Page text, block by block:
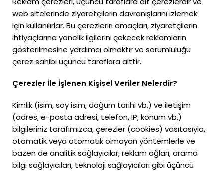
web sitelerinde ziyaretçilerin davranışlarını izlemek
için kullanılırlar. Bu çerezlerin amaçları, ziyaretçilerin
ihtiyaçlarına yönelik ilgilerini çekecek reklamların
gösterilmesine yardımcı olmaktır ve sorumluluğu
çerez sahibi üçüncü taraflara aittir.
Çerezler İle İşlenen Kişisel Veriler Nelerdir?
Kimlik (isim, soy isim, doğum tarihi vb.) ve iletişim
(adres, e-posta adresi, telefon, IP, konum vb.)
bilgileriniz tarafımızca, çerezler (cookies) vasıtasıyla,
otomatik veya otomatik olmayan yöntemlerle ve
bazen de analitik sağlayıcılar, reklam ağları, arama
bilgi sağlayıcıları, teknoloji sağlayıcıları gibi üçüncü